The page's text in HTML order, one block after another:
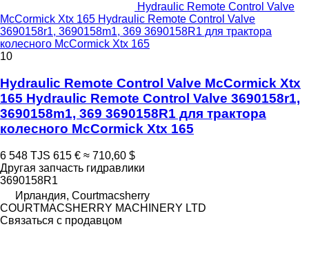
Hydraulic Remote Control Valve
McCormick Xtx 165 Hydraulic Remote Control Valve
3690158r1, 3690158m1, 369 3690158R1 для трактора
колесного McCormick Xtx 165
10
Hydraulic Remote Control Valve McCormick Xtx
165 Hydraulic Remote Control Valve 3690158r1,
3690158m1, 369 3690158R1 для трактора
колесного McCormick Xtx 165
6 548 TJS 615 € ≈ 710,60 $
Другая запчасть гидравлики
3690158R1
Ирландия, Courtmacsherry
COURTMACSHERRY MACHINERY LTD
Связаться с продавцом